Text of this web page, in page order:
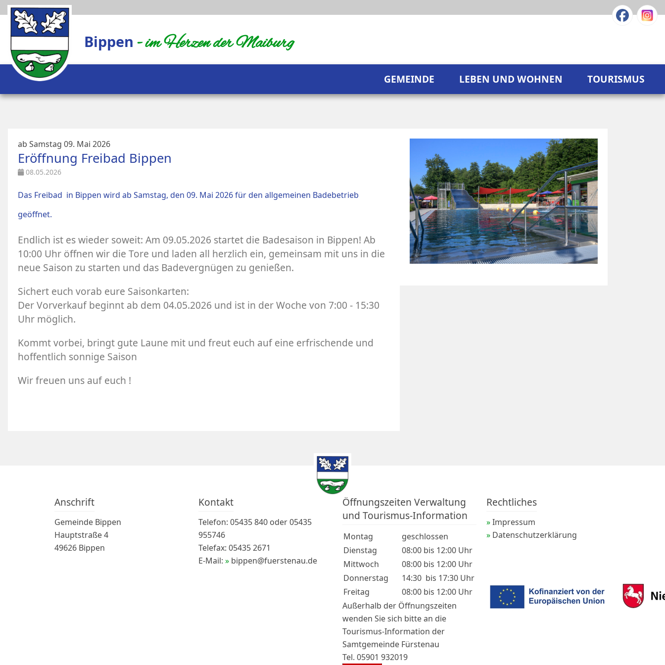
Bippen - im Herzen der Maiburg
GEMEINDE LEBEN UND WOHNEN TOURISMUS
ab Samstag 09. Mai 2026
Eröffnung Freibad Bippen
08.05.2026
Das Freibad in Bippen wird ab Samstag, den 09. Mai 2026 für den allgemeinen Badebetrieb
geöffnet.
Endlich ist es wieder soweit: Am 09.05.2026 startet die Badesaison in Bippen! Ab
10:00 Uhr öffnen wir die Tore und laden all herzlich ein, gemeinsam mit uns in die
neue Saison zu starten und das Badevergnügen zu genießen.
Sichert euch vorab eure Saisonkarten:
Der Vorverkauf beginnt ab dem 04.05.2026 und ist in der Woche von 7:00 - 15:30
Uhr möglich.
Kommt vorbei, bringt gute Laune mit und freut euch auf eine erfrischende und
hoffentlich sonnige Saison
Wir freuen uns auf euch !
Anschrift
Gemeinde Bippen
Hauptstraße 4
49626 Bippen
Kontakt
Telefon: 05435 840 oder 05435
955746
Telefax: 05435 2671
E-Mail:
bippen@fuerstenau.de
Öffnungszeiten Verwaltung
und Tourismus-Information
Montag
geschlossen
Dienstag
08:00 bis 12:00 Uhr
Mittwoch
08:00 bis 12:00 Uhr
Donnerstag
14:30 bis 17:30 Uhr
Freitag
08:00 bis 12:00 Uhr
Außerhalb der Öffnungszeiten
wenden Sie sich bitte an die
Tourismus-Information der
Samtgemeinde Fürstenau
Tel. 05901 932019
Rechtliches
Impressum
Datenschutzerklärung